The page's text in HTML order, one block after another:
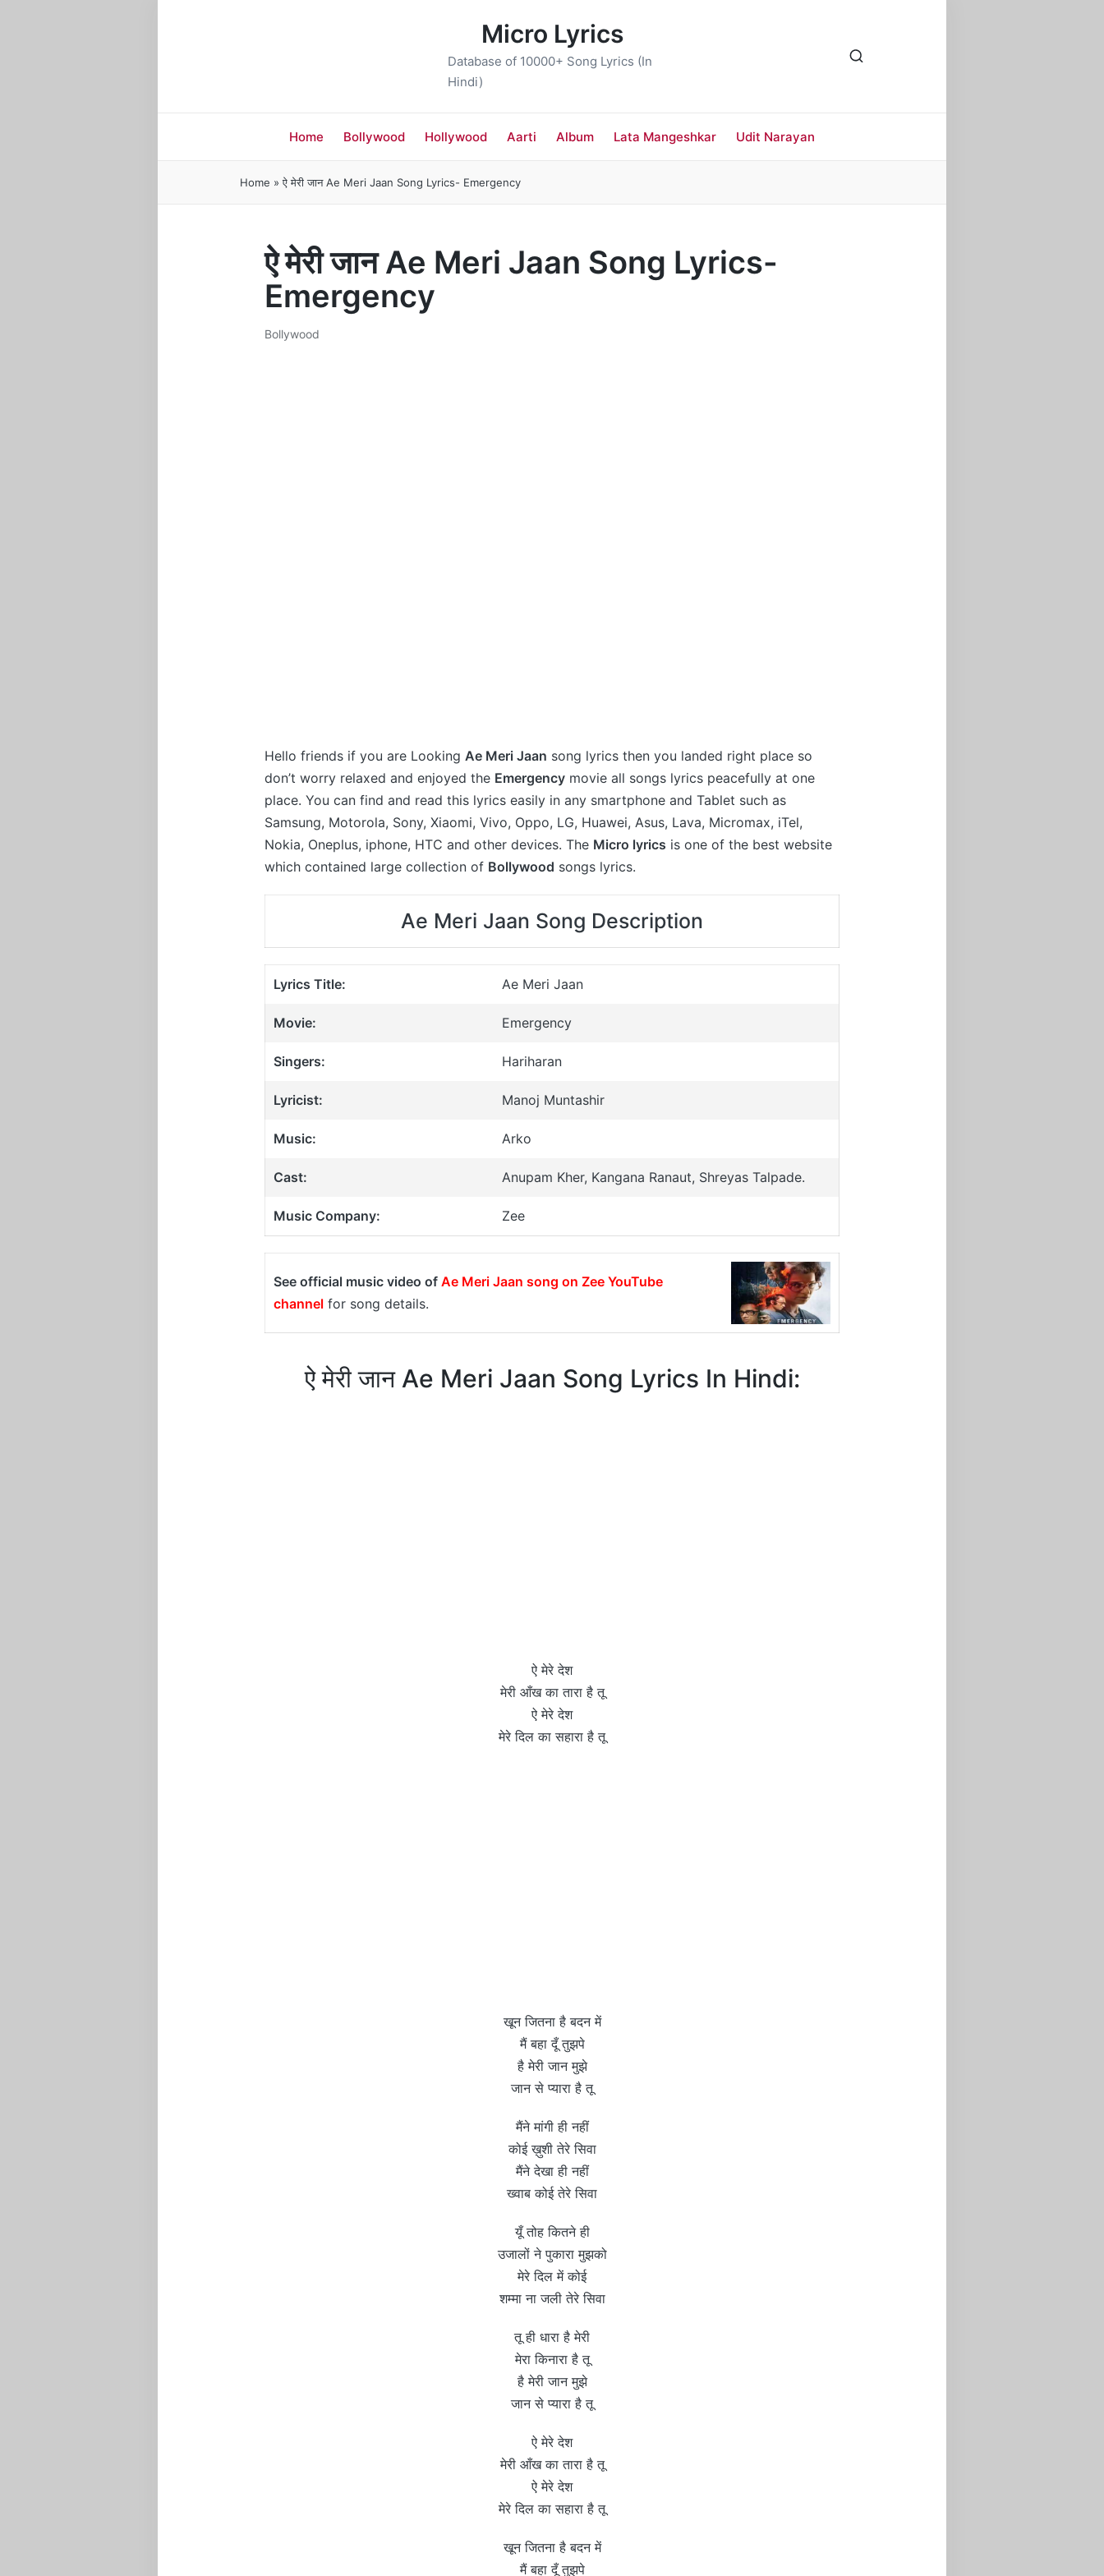
Micro Lyrics
Database of 10000+ Song Lyrics (In
Hindi)
Home Bollywood Hollywood Aarti Album Lata Mangeshkar Udit Narayan
Home »ऐ मेरी जान Ae Meri Jaan Song Lyrics- Emergency
ऐ मेरी जान Ae Meri Jaan Song Lyrics-
Emergency
Posted
Bollywood
Hello friends if you are Looking Ae Meri Jaan song lyrics then you landed right place so
don’t worry relaxed and enjoyed the Emergency movie all songs lyrics peacefully at one
place. You can find and read this lyrics easily in any smartphone and Tablet such as
Samsung, Motorola, Sony, Xiaomi, Vivo, Oppo, LG, Huawei, Asus, Lava, Micromax, iTel,
Nokia, Oneplus, iphone, HTC and other devices. The Micro lyrics is one of the best website
which contained large collection of Bollywood songs lyrics.
Ae Meri Jaan Song Description
Lyrics Title: Ae Meri Jaan
Movie: Emergency
Singers: Hariharan
Lyricist: Manoj Muntashir
Music: Arko
Cast: Anupam Kher, Kangana Ranaut, Shreyas Talpade.
Music Company: Zee
See official music video of Ae Meri Jaan song on Zee YouTube
channel for song details.
ऐ मेरी जान Ae Meri Jaan Song Lyrics In Hindi:
ऐ मेरे देश
मेरी आँख का तारा है तू
ऐ मेरे देश
मेरे दिल का सहारा है तू
खून जितना है बदन में
मैं बहा दूँ तुझपे
है मेरी जान मुझे
जान से प्यारा है तू
मैंने मांगी ही नहीं
कोई ख़ुशी तेरे सिवा
मैंने देखा ही नहीं
ख्वाब कोई तेरे सिवा
यूँ तोह कितने ही
उजालों ने पुकारा मुझको
मेरे दिल में कोई
शम्मा ना जली तेरे सिवा
तू ही धारा है मेरी
मेरा किनारा है तू
है मेरी जान मुझे
जान से प्यारा है तू
ऐ मेरे देश
मेरी आँख का तारा है तू
ऐ मेरे देश
मेरे दिल का सहारा है तू
खून जितना है बदन में
मैं बहा दूँ तुझपे